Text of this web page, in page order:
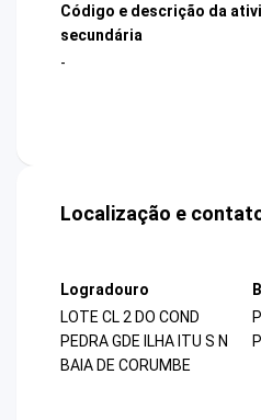
Código e descrição da
secundária
-
Localização e
Logradouro
LOTE CL 2 DO COND
PEDRA GDE ILHA ITU S N
BAIA DE CORUMBE